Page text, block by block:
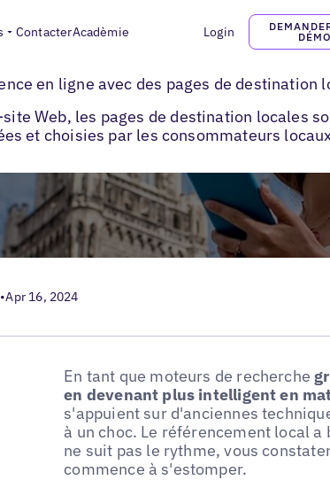
ContacterAcadèmie Login
DÉMO
en ligne avec des pages de destination
Web, les pages de destination locales
et choisies par les consommateurs
•Apr 16, 2024
En tant que moteurs de recherche
en devenant plus intelligent en
s'appuient sur d'anciennes
à un choc. Le référencement local
ne suit pas le rythme, vous
commence à s'estomper.